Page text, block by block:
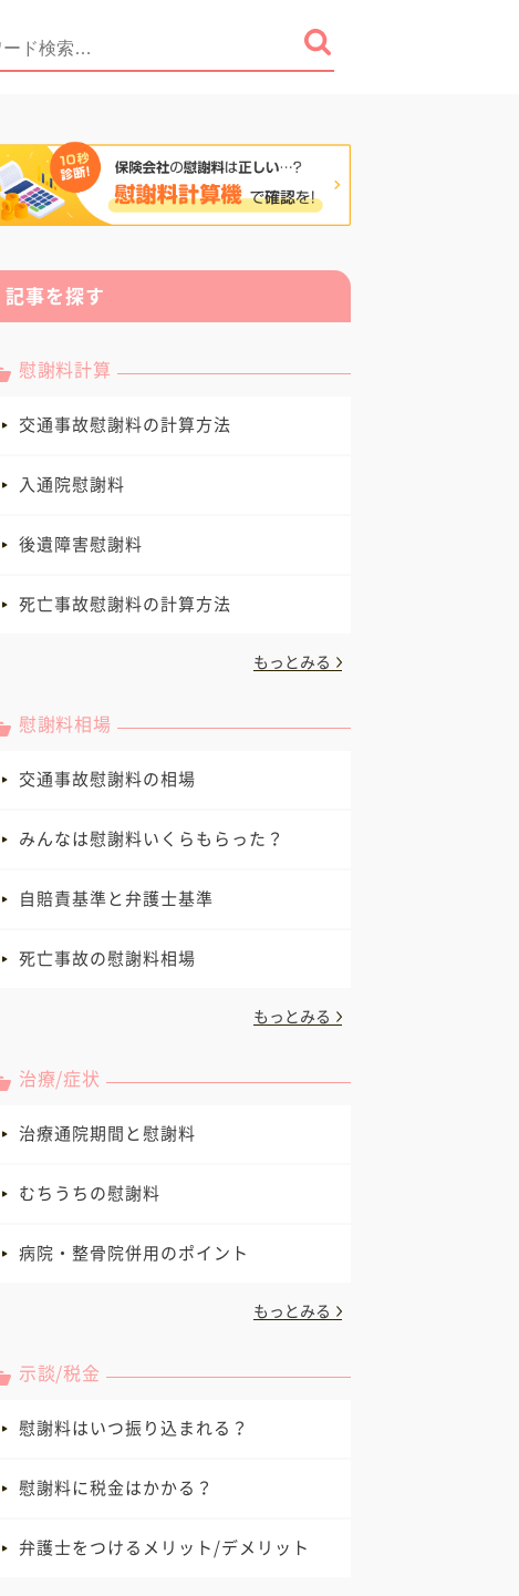
記事を探す
慰謝料計算
交通事故慰謝料の計算方法
入通院慰謝料
後遺障害慰謝料
死亡事故慰謝料の計算方法
もっとみる
慰謝料相場
交通事故慰謝料の相場
みんなは慰謝料いくらもらった？
自賠責基準と弁護士基準
死亡事故の慰謝料相場
もっとみる
治療/症状
治療通院期間と慰謝料
むちうちの慰謝料
病院・整骨院併用のポイント
もっとみる
示談/税金
慰謝料はいつ振り込まれる？
慰謝料に税金はかかる？
弁護士をつけるメリット/デメリット